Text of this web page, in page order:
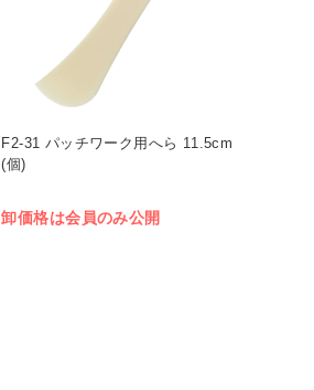
F2-31 パッチワーク用へら 11.5cm
(個)
卸価格は会員のみ公開